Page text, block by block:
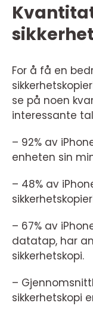
For å få en
se på noen
interessante
– 92% av
enheten sin
– 48% av
– 67% av
datatap, har
sikkerhetskopi.
–
sikkerhetskopi